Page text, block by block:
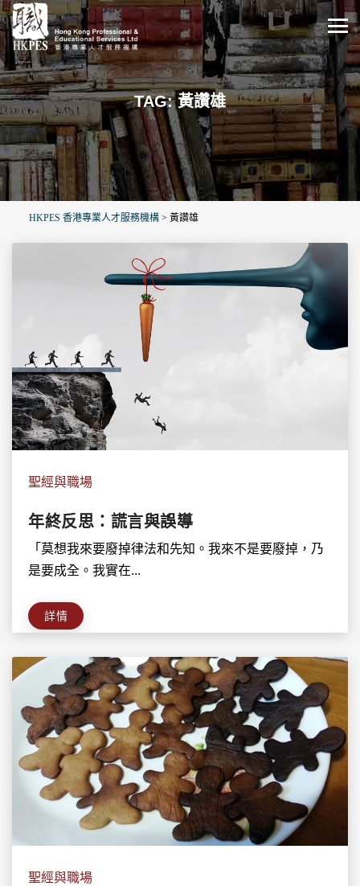
TAG: 黃讚雄
HKPES 香港專業人才服務機構 > 黃讚雄
聖經與職場
年終反思：謊言與誤導
「莫想我來要廢掉律法和先知。我來不是要廢掉，乃
是要成全。我實在...
詳情
聖經與職場